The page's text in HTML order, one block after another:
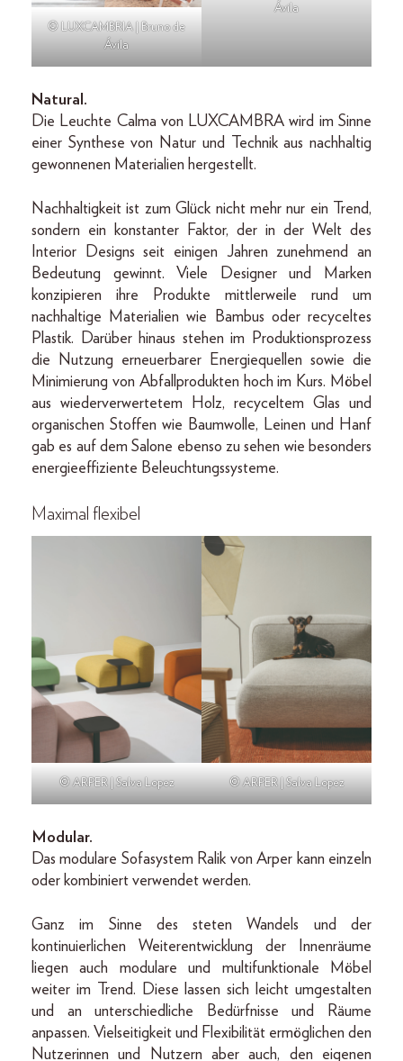
© LUXCAMBRIA | Bruno de
Ávila
Ávila
Natural.
Die Leuchte Calma von LUXCAMBRA wird im Sinne
einer Synthese von Natur und Technik aus nachhaltig
gewonnenen Materialien hergestellt.
Nachhaltigkeit ist zum Glück nicht mehr nur ein Trend,
sondern ein konstanter Faktor, der in der Welt des
Interior Designs seit einigen Jahren zunehmend an
Bedeutung gewinnt. Viele Designer und Marken
konzipieren ihre Produkte mittlerweile rund um
nachhaltige Materialien wie Bambus oder recyceltes
Plastik. Darüber hinaus stehen im Produktionsprozess
die Nutzung erneuerbarer Energiequellen sowie die
Minimierung von Abfallprodukten hoch im Kurs. Möbel
aus wiederverwertetem Holz, recyceltem Glas und
organischen Stoffen wie Baumwolle, Leinen und Hanf
gab es auf dem Salone ebenso zu sehen wie besonders
energieeffiziente Beleuchtungssysteme.
Maximal flexibel
© ARPER | Salva Lopez © ARPER | Salva Lopez
Modular.
Das modulare Sofasystem Ralik von Arper kann einzeln
oder kombiniert verwendet werden.
Ganz im Sinne des steten Wandels und der
kontinuierlichen Weiterentwicklung der Innenräume
liegen auch modulare und multifunktionale Möbel
weiter im Trend. Diese lassen sich leicht umgestalten
und an unterschiedliche Bedürfnisse und Räume
anpassen. Vielseitigkeit und Flexibilität ermöglichen den
Nutzerinnen und Nutzern aber auch, den eigenen